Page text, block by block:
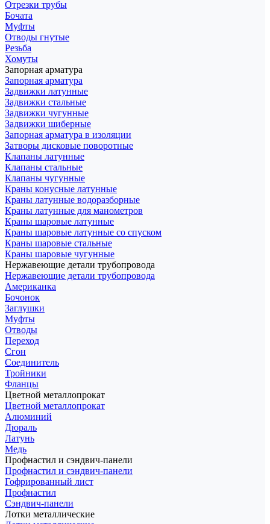
Отрезки трубы
Бочата
Муфты
Отводы гнутые
Резьба
Хомуты
Запорная арматура
Запорная арматура
Задвижки латунные
Задвижки стальные
Задвижки чугунные
Задвижки шиберные
Запорная арматура в изоляции
Затворы дисковые поворотные
Клапаны латунные
Клапаны стальные
Клапаны чугунные
Краны конусные латунные
Краны латунные водоразборные
Краны латунные для манометров
Краны шаровые латунные
Краны шаровые латунные со спуском
Краны шаровые стальные
Краны шаровые чугунные
Нержавеющие детали трубопровода
Нержавеющие детали трубопровода
Американка
Бочонок
Заглушки
Муфты
Отводы
Переход
Сгон
Соединитель
Тройники
Фланцы
Цветной металлопрокат
Цветной металлопрокат
Алюминий
Дюраль
Латунь
Медь
Профнастил и сэндвич-панели
Профнастил и сэндвич-панели
Гофрированный лист
Профнастил
Сэндвич-панели
Лотки металлические